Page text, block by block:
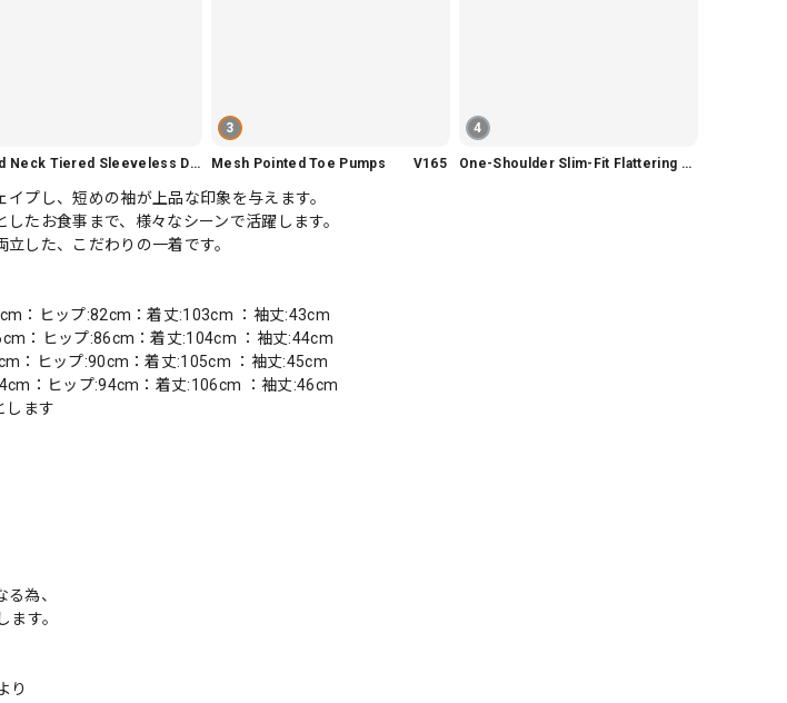
Round Neck Tiered Sleeveless Dress V2290
3
Mesh Pointed Toe Pumps V165
4
One-Shoulder Slim-Fit Flattering Mermaid Skirt Dress V2295
プし、短めの袖が上品な印象を与えます。
たお食事まで、様々なシーンで活躍します。
した、こだわりの一着です。
：ヒップ:82cm：着丈:103cm ：袖丈:43cm
：ヒップ:86cm：着丈:104cm ：袖丈:44cm
：ヒップ:90cm：着丈:105cm ：袖丈:45cm
：ヒップ:94cm：着丈:106cm ：袖丈:46cm
します
為、
す。
り